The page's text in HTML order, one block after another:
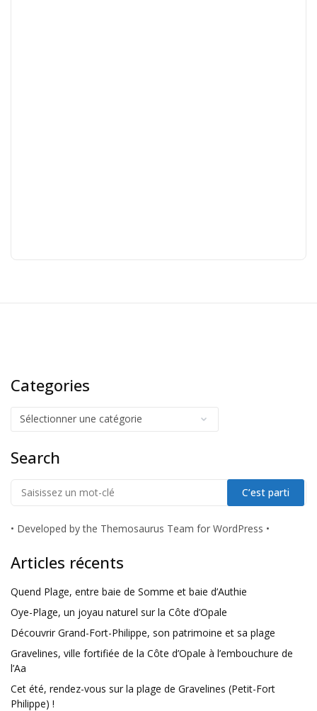
Categories
Search
• Developed by the Themosaurus Team for WordPress •
Articles récents
Quend Plage, entre baie de Somme et baie d’Authie
Oye-Plage, un joyau naturel sur la Côte d’Opale
Découvrir Grand-Fort-Philippe, son patrimoine et sa plage
Gravelines, ville fortifiée de la Côte d’Opale à l’embouchure de
l’Aa
Cet été, rendez-vous sur la plage de Gravelines (Petit-Fort
Philippe) !